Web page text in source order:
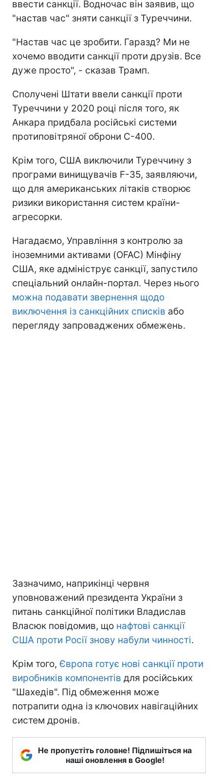
ввести санкції. Водночас він заявив, що
"настав час" зняти санкції з Туреччини.
"Настав час це зробити. Гаразд? Ми не
хочемо вводити санкції проти друзів. Все
дуже просто", - сказав Трамп.
Сполучені Штати ввели санкції проти
Туреччини у 2020 році після того, як
Анкара придбала російські системи
протиповітряної оброни С-400.
Крім того, США виключили Туреччину з
програми винищувачів F-35, заявляючи,
що для американських літаків створює
ризики використання систем країни-
агресорки.
Нагадаємо, Управління з контролю за
іноземними активами (OFAC) Мінфіну
США, яке адмініструє санкції, запустило
спеціальний онлайн-портал. Через нього
можна подавати звернення щодо
виключення із санкційних списків або
перегляду запроваджених обмежень.
Зазначимо, наприкінці червня
уповноважений президента України з
питань санкційної політики Владислав
Власюк повідомив, що нафтові санкції
США проти Росії знову набули чинності.
Крім того, Європа готує нові санкції проти
виробників компонентів для російських
"Шахедів". Під обмеження може
потрапити одна із ключових навігаційних
систем дронів.
Не пропустіть головне! Підпишіться на
наші оновлення в Google!